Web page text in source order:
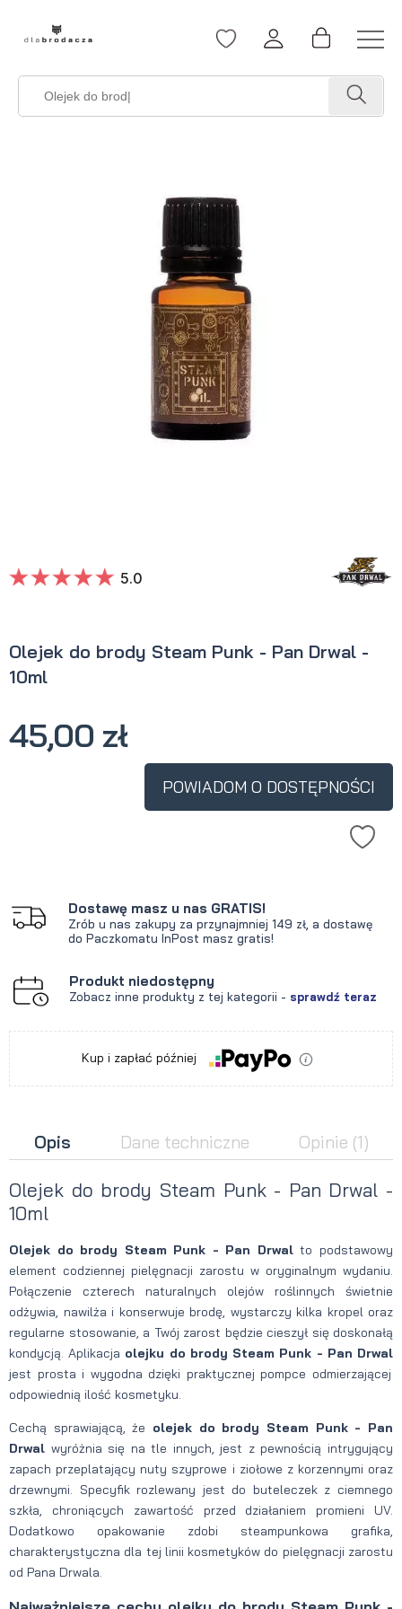
Olejek do brody Steam Punk - Pan Drwal -
10ml
5.0
45,00 zł
POWIADOM O DOSTĘPNOŚCI
Dostawę masz u nas GRATIS!
Zrób u nas zakupy za przynajmniej 149 zł, a dostawę
do Paczkomatu InPost masz gratis!
Produkt niedostępny
Zobacz inne produkty z tej kategorii - sprawdź teraz
Kup i zapłać później
Opis Dane techniczne Opinie (1)
Olejek do brody Steam Punk - Pan Drwal -
10ml
Olejek do brody Steam Punk - Pan Drwalto podstawowy
element codziennej pielęgnacji zarostu w oryginalnym wydaniu.
Połączenie czterech naturalnych olejów roślinnych świetnie
odżywia, nawilża i konserwuje brodę, wystarczy kilka kropel oraz
regularne stosowanie, a Twój zarost będzie cieszył się doskonałą
kondycją. Aplikacja olejku do brody Steam Punk - Pan Drwal
jest prosta i wygodna dzięki praktycznej pompce odmierzającej
odpowiednią ilość kosmetyku.
Cechą sprawiającą, że olejek do brody Steam Punk - Pan
Drwal wyróżnia się na tle innych, jest z pewnością intrygujący
zapach przeplatający nuty szyprowe i ziołowe z korzennymi oraz
drzewnymi. Specyfik rozlewany jest do buteleczek z ciemnego
szkła, chroniących zawartość przed działaniem promieni UV.
Dodatkowo opakowanie zdobi steampunkowa grafika,
charakterystyczna dla tej linii kosmetyków do pielęgnacji zarostu
od Pana Drwala.